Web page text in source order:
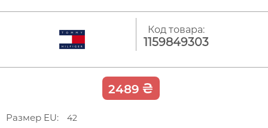
Код товара:
1159849303
2489 ₴
Размер EU:
42